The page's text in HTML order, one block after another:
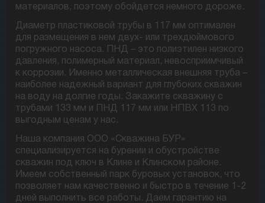
материалов, поэтому обойдется немного дороже.
Диаметр пластиковой трубы в 117 мм оптимален
для размещения в нем двух- или трехдюймового
погружного насоса. ПНД – это полиэтилен низкого
давления, полимерный материал, невосприимчивый
к коррозии. Именно металлическая внешняя труба –
наиболее надежный вариант для глубоких скважин
на воду на долгие годы. Закажите скважину с
трубами 133 мм и ПНД 117 мм или НПВХ 113 по
выгодным ценам у нас.
Наша компания ООО «Скважина БУР»
специализируется на бурении и обустройстве
скважин под ключ в Клине и Клинском районе.
Имеем собственный парк буровых установок, что
позволяет нам качественно и быстро в течение 1-2
дней выполнить все работы. Даем гарантию на